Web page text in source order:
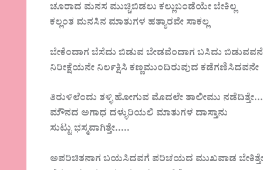
ಚೂರಾದ ಮನಸ ಮುಚ್ಚಿಬಿಡಲು ಕಲ್ಲುಬಂಡೆಯೇ ಬೇಕಿಲ್ಲ
ಕಲ್ಲಂತ ಮನಸಿನ ಮಾತುಗಳ ಹತ್ಯಾರವೇ ಸಾಕಲ್ಲ
ಬೇಕೆಂದಾಗ ಬೆಸೆದು ಬಿಡುವ ಬೇಡವೆಂದಾಗ ಬಸಿದು
ನಿರೀಕ್ಷೆಯನೇ ನಿರ್ಲಕ್ಷಿಸಿ ಕಣ್ಣಮುಂದಿರುವುದ ಕಡೆಗಣಿಸಿದವನೇ
ತಿರುಳಿಲೆಂದು ತಳ್ಳಿ ಹೋಗುವ ಮೊದಲೇ ತಾಲೀಮು
ಮೌನದ ಅಗಾಧ ದಳ್ಳುರಿಯಲಿ ಮಾತುಗಳ ದಾಸ್ತಾನು
ಸುಟ್ಟು ಭಸ್ಮವಾಗಿತ್ತೇ…..
ಅಪರಿಚಿತನಾಗ ಬಯಸಿದವಗೆ ಪರಿಚಯದ ಮುಖವಾಡ